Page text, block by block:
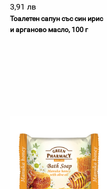
3,91 лв
Тоалетен сапун със син ирис
и арганово масло, 100 г